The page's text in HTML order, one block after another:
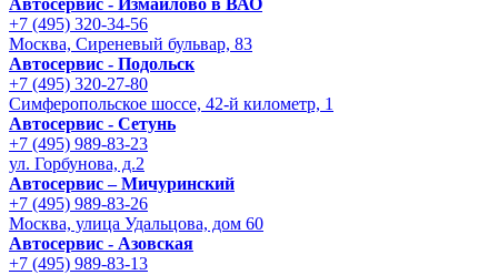
+7 (495) 320-34-56
Москва, Сиреневый бульвар, 83
Автосервис - Подольск
+7 (495) 320-27-80
Симферопольское шоссе, 42-й километр, 1
Автосервис - Сетунь
+7 (495) 989-83-23
ул. Горбунова, д.2
Автосервис – Мичуринский
+7 (495) 989-83-26
Москва, улица Удальцова, дом 60
Автосервис - Азовская
+7 (495) 989-83-13